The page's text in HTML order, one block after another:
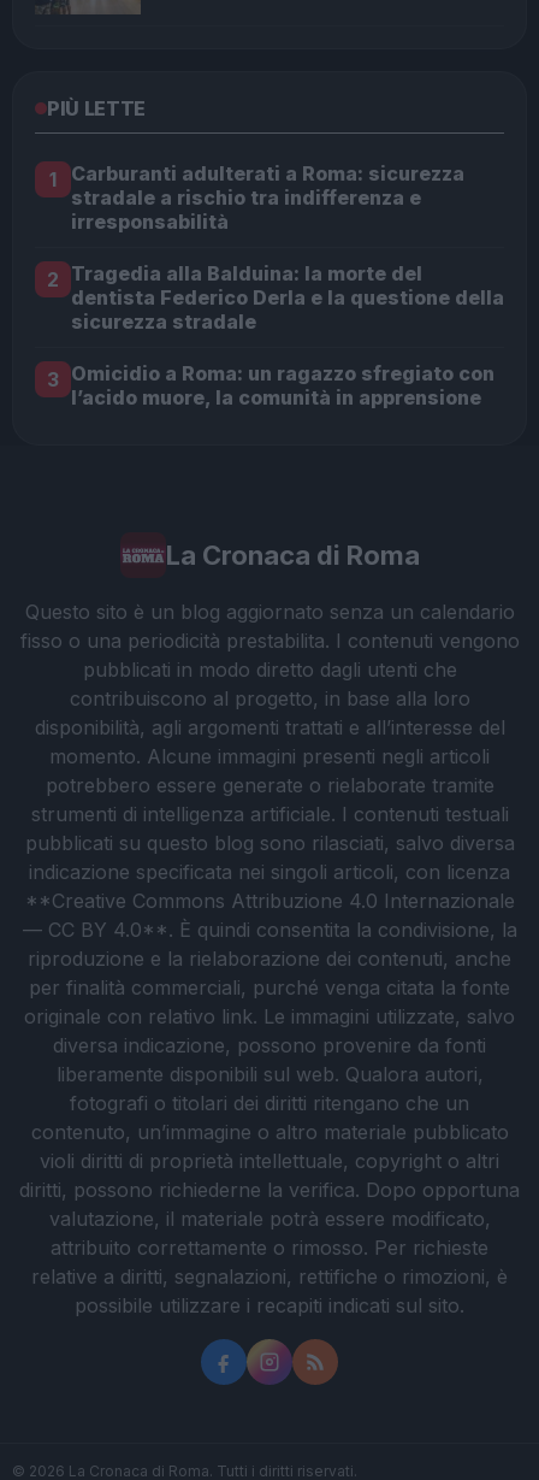
PIÙ LETTE
1
Carburanti adulterati a Roma: sicurezza
stradale a rischio tra indifferenza e
irresponsabilità
2 Tragedia alla Balduina: la morte del
dentista Federico Derla e la questione della
sicurezza stradale
3 Omicidio a Roma: un ragazzo sfregiato con
l’acido muore, la comunità in apprensione
La Cronaca di Roma
Questo sito è un blog aggiornato senza un calendario
fisso o una periodicità prestabilita. I contenuti vengono
pubblicati in modo diretto dagli utenti che
contribuiscono al progetto, in base alla loro
disponibilità, agli argomenti trattati e all’interesse del
momento. Alcune immagini presenti negli articoli
potrebbero essere generate o rielaborate tramite
strumenti di intelligenza artificiale. I contenuti testuali
pubblicati su questo blog sono rilasciati, salvo diversa
indicazione specificata nei singoli articoli, con licenza
**Creative Commons Attribuzione 4.0 Internazionale
— CC BY 4.0**. È quindi consentita la condivisione, la
riproduzione e la rielaborazione dei contenuti, anche
per finalità commerciali, purché venga citata la fonte
originale con relativo link. Le immagini utilizzate, salvo
diversa indicazione, possono provenire da fonti
liberamente disponibili sul web. Qualora autori,
fotografi o titolari dei diritti ritengano che un
contenuto, un’immagine o altro materiale pubblicato
violi diritti di proprietà intellettuale, copyright o altri
diritti, possono richiederne la verifica. Dopo opportuna
valutazione, il materiale potrà essere modificato,
attribuito correttamente o rimosso. Per richieste
relative a diritti, segnalazioni, rettifiche o rimozioni, è
possibile utilizzare i recapiti indicati sul sito.
© 2026 La Cronaca di Roma. Tutti i diritti riservati.